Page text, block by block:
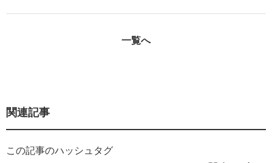
一覧へ
関連記事
この記事のハッシュタグ